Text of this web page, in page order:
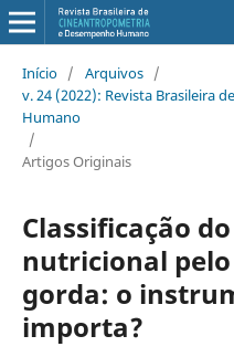
Início / Arquivos /
v. 24 (2022): Revista Brasileira
Humano
/
Artigos Originais
Classificação
nutricional pelo
gorda: o
importa?